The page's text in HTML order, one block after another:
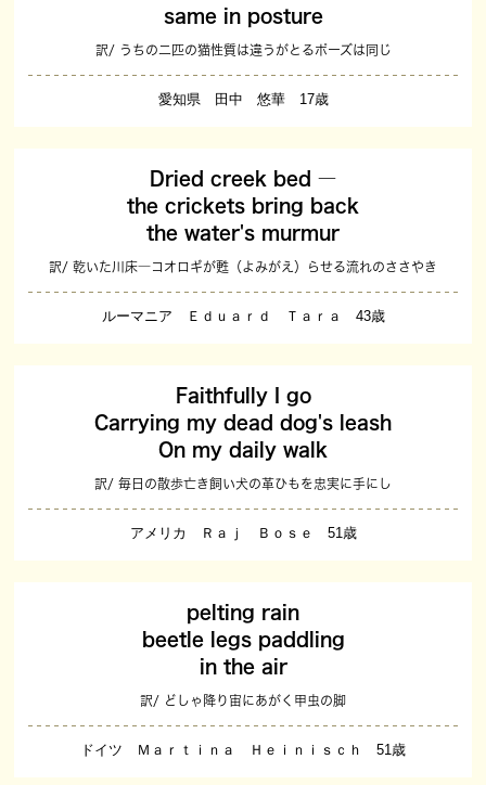
same in posture
訳/ うちの二匹の猫性質は違うがとるポーズは同じ
愛知県 田中 悠華 17歳
Dried creek bed ―
the crickets bring back
the water's murmur
訳/ 乾いた川床―コオロギが甦（よみがえ）らせる流れのささやき
ルーマニア Ｅｄｕａｒｄ Ｔａｒａ 43歳
Faithfully I go
Carrying my dead dog's leash
On my daily walk
訳/ 毎日の散歩亡き飼い犬の革ひもを忠実に手にし
アメリカ Ｒａｊ Ｂｏｓｅ 51歳
pelting rain
beetle legs paddling
in the air
訳/ どしゃ降り宙にあがく甲虫の脚
ドイツ Ｍａｒｔｉｎａ Ｈｅｉｎｉｓｃｈ 51歳